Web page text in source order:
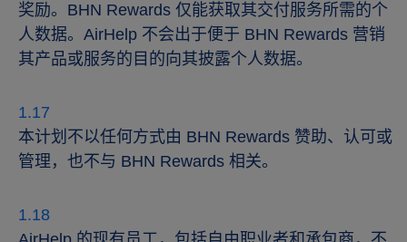
奖励。BHN Rewards 仅能获取其交付服务所需的个
人数据。AirHelp 不会出于便于 BHN Rewards 营销
其产品或服务的目的向其披露个人数据。
本计划不以任何方式由 BHN Rewards 赞助、认可或
管理，也不与 BHN Rewards 相关。